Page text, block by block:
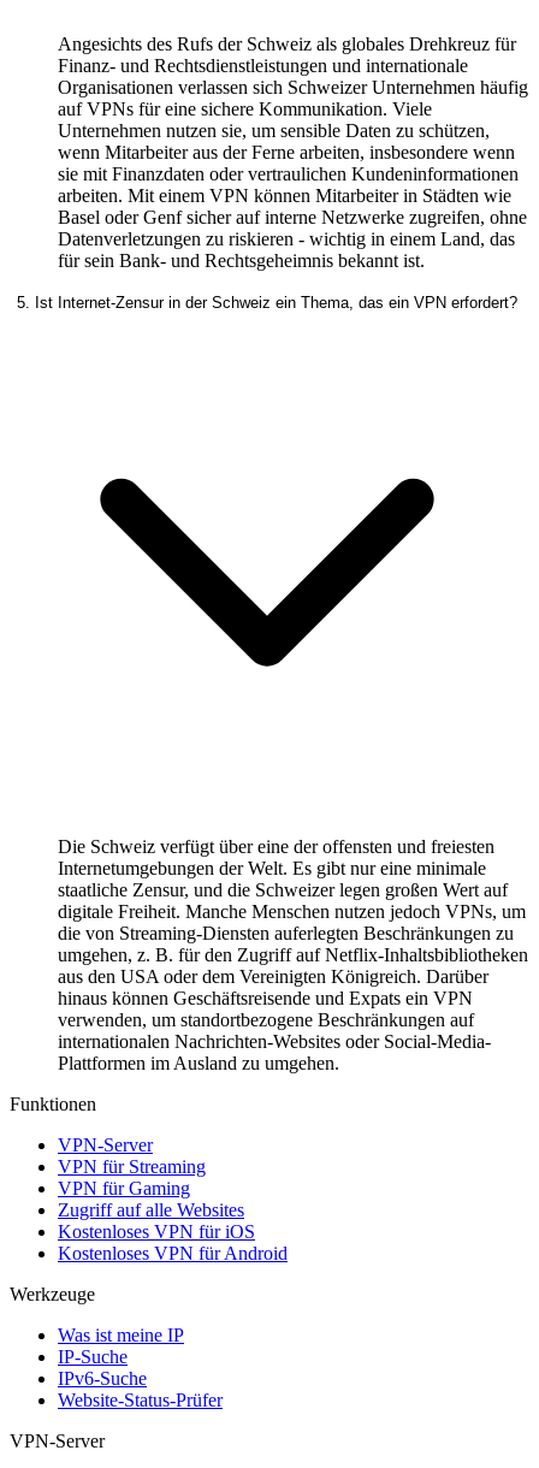
Angesichts des Rufs der Schweiz als globales Drehkreuz für
Finanz- und Rechtsdienstleistungen und internationale
Organisationen verlassen sich Schweizer Unternehmen häufig
auf VPNs für eine sichere Kommunikation. Viele
Unternehmen nutzen sie, um sensible Daten zu schützen,
wenn Mitarbeiter aus der Ferne arbeiten, insbesondere wenn
sie mit Finanzdaten oder vertraulichen Kundeninformationen
arbeiten. Mit einem VPN können Mitarbeiter in Städten wie
Basel oder Genf sicher auf interne Netzwerke zugreifen, ohne
Datenverletzungen zu riskieren - wichtig in einem Land, das
für sein Bank- und Rechtsgeheimnis bekannt ist.
5. Ist Internet-Zensur in der Schweiz ein Thema, das ein VPN erfordert?
Die Schweiz verfügt über eine der offensten und freiesten
Internetumgebungen der Welt. Es gibt nur eine minimale
staatliche Zensur, und die Schweizer legen großen Wert auf
digitale Freiheit. Manche Menschen nutzen jedoch VPNs, um
die von Streaming-Diensten auferlegten Beschränkungen zu
umgehen, z. B. für den Zugriff auf Netflix-Inhaltsbibliotheken
aus den USA oder dem Vereinigten Königreich. Darüber
hinaus können Geschäftsreisende und Expats ein VPN
verwenden, um standortbezogene Beschränkungen auf
internationalen Nachrichten-Websites oder Social-Media-
Plattformen im Ausland zu umgehen.
Funktionen
VPN-Server
VPN für Streaming
VPN für Gaming
Zugriff auf alle Websites
Kostenloses VPN für iOS
Kostenloses VPN für Android
Werkzeuge
Was ist meine IP
IP-Suche
IPv6-Suche
Website-Status-Prüfer
VPN-Server